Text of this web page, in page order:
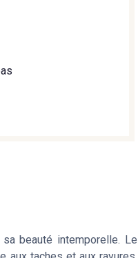
beauté intemporelle. Le